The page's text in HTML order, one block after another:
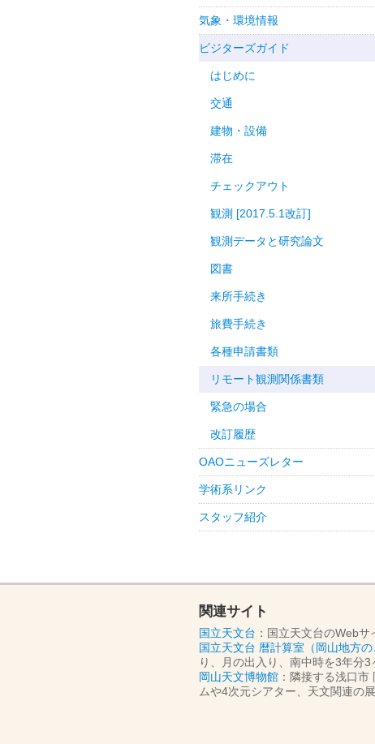
気象・環境情報
ビジターズガイド
はじめに
交通
建物・設備
滞在
チェックアウト
観測 [2017.5.1改訂]
観測データと研究論文
図書
来所手続き
旅費手続き
各種申請書類
リモート観測関係書類
緊急の場合
改訂履歴
OAOニューズレター
学術系リンク
スタッフ紹介
関連サイト
国立天文台 ：国立天文台のWebサ
国立天文台 暦計算室（岡山地方の
り、月の出入り、南中時を3年分
岡山天文博物館 ：隣接する浅口
ムや4次元シアター、天文関連の